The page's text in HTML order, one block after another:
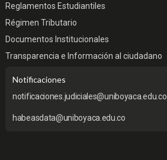
Reglamentos Estudiantiles
Régimen Tributario
Documentos Institucionales
Transparencia e Información al ciudadano
Notificaciones
notificaciones.judiciales@uniboyaca.edu.co
habeasdata@uniboyaca.edu.co